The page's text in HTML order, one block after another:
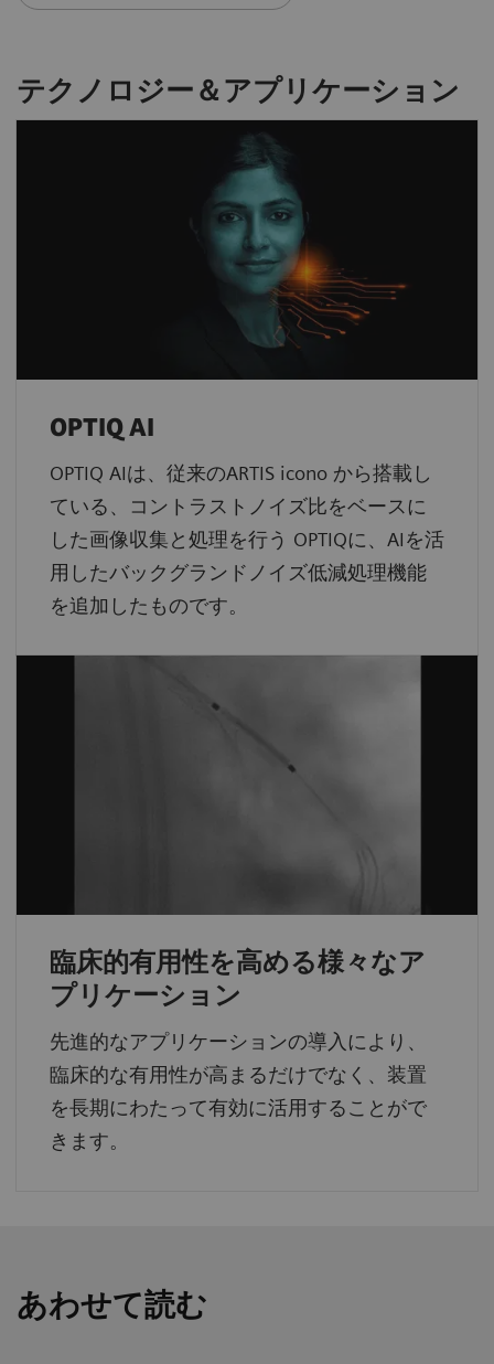
テクノロジー＆アプリケーション
OPTIQ AI
OPTIQ AIは、従来のARTIS icono から搭載し
ている、コントラストノイズ比をベースに
した画像収集と処理を行う OPTIQに、AIを活
用したバックグランドノイズ低減処理機能
を追加したものです。
臨床的有用性を高める様々なア
プリケーション
先進的なアプリケーションの導入により、
臨床的な有用性が高まるだけでなく、装置
を長期にわたって有効に活用することがで
きます。
あわせて読む